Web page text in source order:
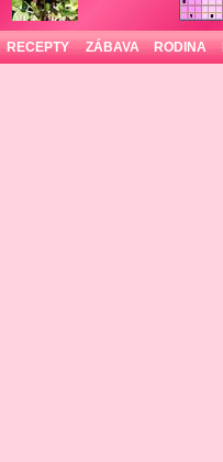
RECEPTY ZÁBAVA RODINA